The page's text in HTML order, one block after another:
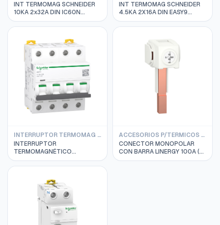
INT TERMOMAG SCHNEIDER
10KA 2x32A DIN IC60N
A9F79232
INT TERMOMAG SCHNEIDER
4.5KA 2X16A DIN EASY9
EZ9F34216
INTERRUPTOR TERMOMAG SCHNEIDER IC60H 6/20KA SERIE A9F74000
INTERRUPTOR
TERMOMAGNÉTICO
SCHNEIDER RIEL ACTI 9
IC60N 4P 25A CURVA C
ACCESORIOS P/TERMICOS SCHNEIDER
CONECTOR MONOPOLAR
CON BARRA LINERGY 100A (4
UNID.) SCHNEIDER